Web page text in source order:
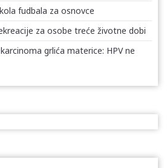
fudbala za osnovce
za osobe treće životne dobi
grlića materice: HPV ne